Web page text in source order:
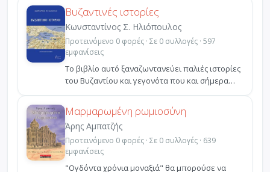
Βυζαντινές ιστορίες
Κωνσταντίνος Σ. Ηλιόπουλος
Προτεινόμενο 0 φορές · Σε 0 συλλογές · 597
εμφανίσεις
Το βιβλίο αυτό ξαναζωντανεύει παλιές ιστορίες
του Βυζαντίου και γεγονότα που και σήμερα
ακόμη είναι ...
Μαρμαρωμένη ρωμιοσύνη
Άρης Αμπατζής
Προτεινόμενο 0 φορές · Σε 0 συλλογές · 639
εμφανίσεις
"Ογδόντα χρόνια μοναξιά" θα μπορούσε να